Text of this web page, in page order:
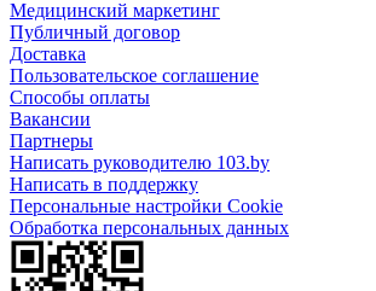
Медицинский маркетинг
Публичный договор
Доставка
Пользовательское соглашение
Способы оплаты
Вакансии
Партнеры
Написать руководителю 103.by
Написать в поддержку
Персональные настройки Cookie
Обработка персональных данных